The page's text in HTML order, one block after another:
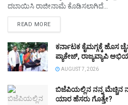
ದಬಾಯಿಸಿ ರಾಜೀನಾಮೆ ಕೊಡಿಸಲಾಗಿದೆ...
READ MOREDETAILS
ಕರ್ನಾಟಕ ಕೈಮಗ್ಗಕ್ಕೆ ಹೊಸ
ಪ್ಯಾಕೇಜ್‌, ರಾಜ್ಯವ್ಯಾಪಿ
AUGUST 7, 2026
ಬಿಜೆಪಿಯಲ್ಲಿನ ನನ್ನ ಮೆಚ್ಚಿನ
ಯಾರ ಹೆಸರು ಗೊತ್ತೇ?